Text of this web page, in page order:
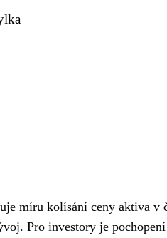
míru kolísání ceny aktiva v
Pro investory je